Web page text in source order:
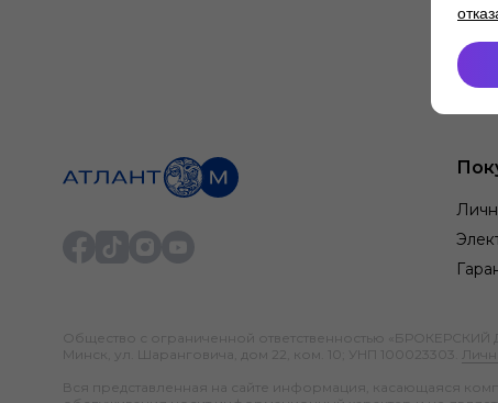
Общество с ограниченной ответственностью
Минск, ул. Шаранговича, дом 22, ком. 10; УНП 100023303.
Вся представленная на сайте информация, касающаяся